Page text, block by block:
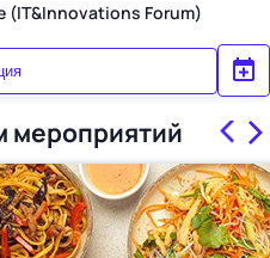
(IT&Innovations Forum)
мероприятий